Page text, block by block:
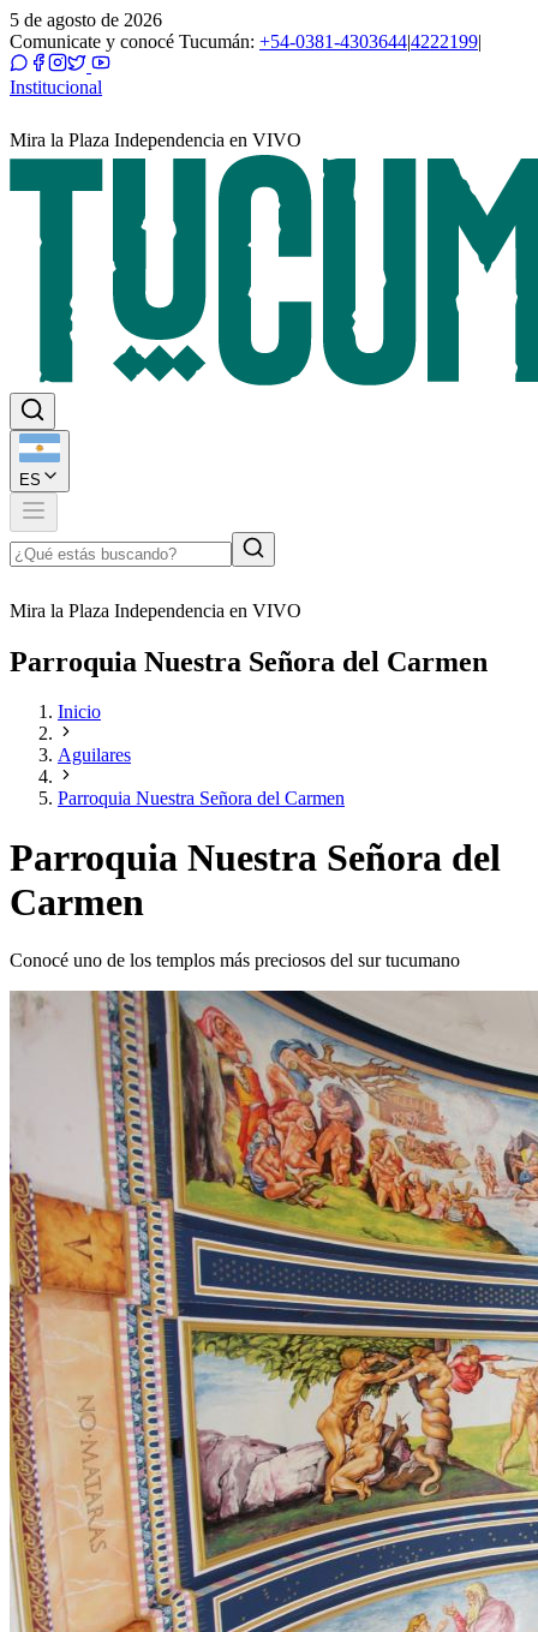
5 de agosto de 2026
Comunicate y conocé Tucumán: +54-0381-4303644|4222199|
Institucional
Mira la Plaza Independencia en VIVO
ES
Mira la Plaza Independencia en VIVO
Parroquia Nuestra Señora del Carmen
Inicio
Aguilares
Parroquia Nuestra Señora del Carmen
Parroquia Nuestra Señora del
Carmen
Conocé uno de los templos más preciosos del sur tucumano